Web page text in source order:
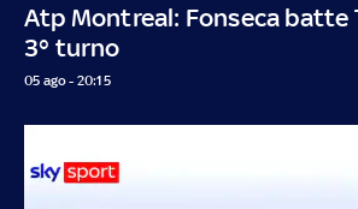
Atp Montreal: Fonseca batte
3° turno
05 ago - 20:15